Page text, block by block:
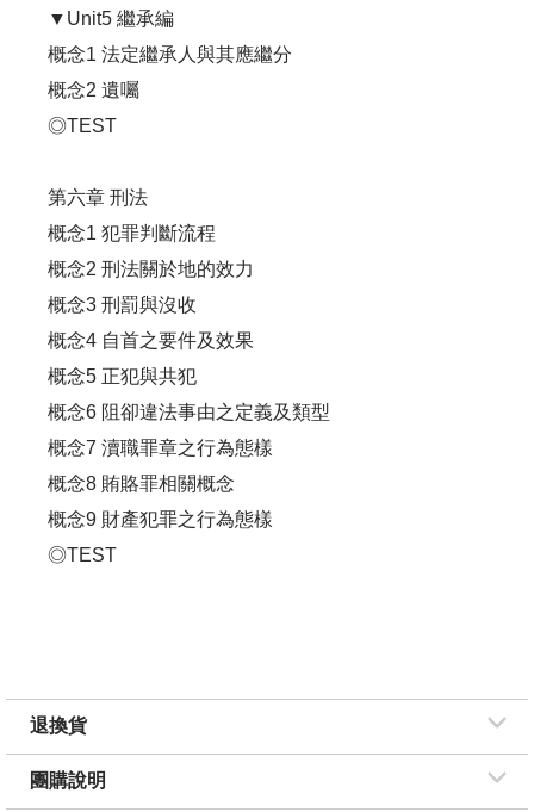
▼Unit5 繼承編
概念1 法定繼承人與其應繼分
概念2 遺囑
◎TEST
第六章 刑法
概念1 犯罪判斷流程
概念2 刑法關於地的效力
概念3 刑罰與沒收
概念4 自首之要件及效果
概念5 正犯與共犯
概念6 阻卻違法事由之定義及類型
概念7 瀆職罪章之行為態樣
概念8 賄賂罪相關概念
概念9 財產犯罪之行為態樣
◎TEST
退換貨
團購說明